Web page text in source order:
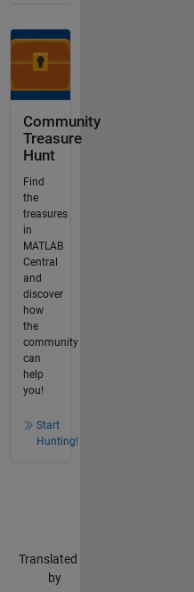
Community
Treasure
Hunt
Find
the
treasures
in
MATLAB
Central
and
discover
how
the
community
can
help
you!
Start
Hunting!
Translated
by